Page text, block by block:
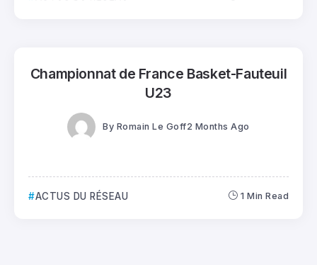
Championnat de France Basket-Fauteuil
U23
By Romain Le Goff2 Months Ago
ACTUS DU RÉSEAU 1 Min Read